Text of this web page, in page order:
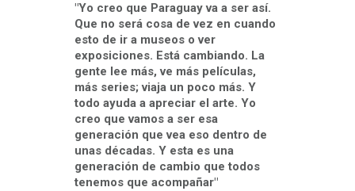
"Yo creo que Paraguay va a ser así.
Que no será cosa de vez en cuando
esto de ir a museos o ver
exposiciones. Está cambiando. La
gente lee más, ve más películas,
más series; viaja un poco más. Y
todo ayuda a apreciar el arte. Yo
creo que vamos a ser esa
generación que vea eso dentro de
unas décadas. Y esta es una
generación de cambio que todos
tenemos que acompañar"